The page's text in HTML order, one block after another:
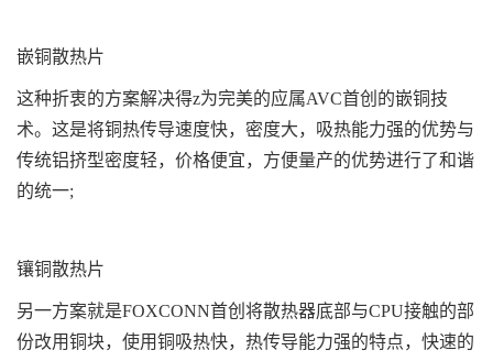
嵌铜散热片
这种折衷的方案解决得z为完美的应属AVC首创的嵌铜技
术。这是将铜热传导速度快，密度大，吸热能力强的优势与
传统铝挤型密度轻，价格便宜，方便量产的优势进行了和谐
的统一;
镶铜散热片
另一方案就是FOXCONN首创将散热器底部与CPU接触的部
份改用铜块，使用铜吸热快，热传导能力强的特点，快速的